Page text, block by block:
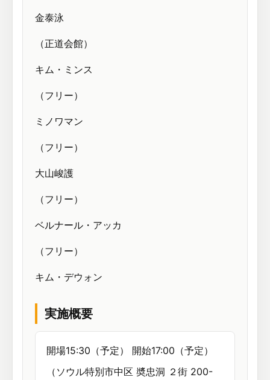
金泰泳
（正道会館）
キム・ミンス
（フリー）
ミノワマン
（フリー）
大山峻護
（フリー）
ベルナール・アッカ
（フリー）
キム・デウォン
実施概要
開場15:30（予定） 開始17:00（予定）
（ソウル特別市中区 奬忠洞 ２街 200-